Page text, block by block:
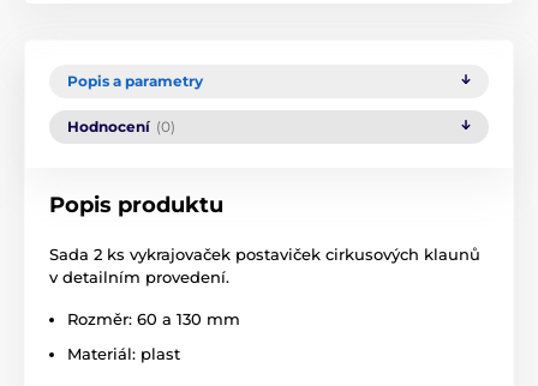
Popis a parametry
Hodnocení (0)
Popis produktu
Sada 2 ks vykrajovaček postaviček cirkusových klaunů
v detailním provedení.
Rozměr: 60 a 130 mm
Materiál: plast